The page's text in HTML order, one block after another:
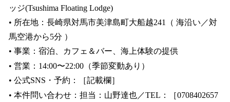
ッジ(Tsushima Floating Lodge)
• 所在地：長崎県対馬市美津島町大船越241（ 海沿い／対
馬空港から5分 ）
• 事業：宿泊、カフェ＆バー、海上体験の提供
• 営業：14:00〜22:00（季節変動あり）
• 公式SNS・予約：［記載欄］
• 本件問い合わせ：担当：山野達也／TEL：［0708402657